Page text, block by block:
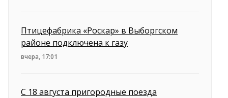
Птицефабрика «Роскар» в Выборгском
районе подключена к газу
вчера, 17:01
С 18 августа пригородные поезда